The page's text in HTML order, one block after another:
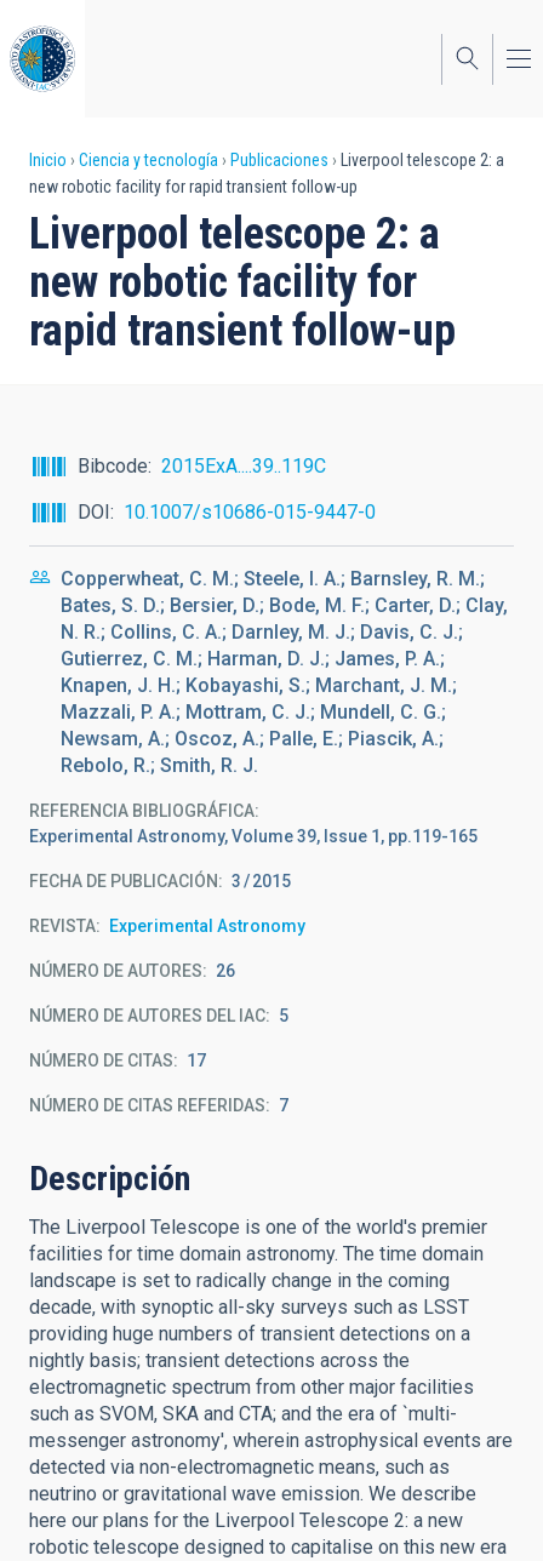
al
contenido
principal
Sobrescribir
enlaces
de
ayuda
a
Inicio Ciencia y tecnología Publicaciones
Liverpool telescope 2: a
new robotic facility for rapid transient follow-up
Liverpool telescope 2: a
new robotic facility for
rapid transient follow-up
Bibcode
2015ExA....39..119C
DOI
10.1007/s10686-015-9447-0
Copperwheat, C. M.; Steele, I. A.; Barnsley, R. M.;
Bates, S. D.; Bersier, D.; Bode, M. F.; Carter, D.; Clay,
N. R.; Collins, C. A.; Darnley, M. J.; Davis, C. J.;
Gutierrez, C. M.; Harman, D. J.; James, P. A.;
Knapen, J. H.; Kobayashi, S.; Marchant, J. M.;
Mazzali, P. A.; Mottram, C. J.; Mundell, C. G.;
Newsam, A.; Oscoz, A.; Palle, E.; Piascik, A.;
Rebolo, R.; Smith, R. J.
REFERENCIA BIBLIOGRÁFICA
Experimental Astronomy, Volume 39, Issue 1, pp.119-165
FECHA DE PUBLICACIÓN: 3 2015
REVISTA Experimental Astronomy
NÚMERO DE AUTORES 26
NÚMERO DE AUTORES DEL IAC 5
NÚMERO DE CITAS 17
NÚMERO DE CITAS REFERIDAS 7
Descripción
The Liverpool Telescope is one of the world's premier
facilities for time domain astronomy. The time domain
landscape is set to radically change in the coming
decade, with synoptic all-sky surveys such as LSST
providing huge numbers of transient detections on a
nightly basis; transient detections across the
electromagnetic spectrum from other major facilities
such as SVOM, SKA and CTA; and the era of `multi-
messenger astronomy', wherein astrophysical events are
detected via non-electromagnetic means, such as
neutrino or gravitational wave emission. We describe
here our plans for the Liverpool Telescope 2: a new
robotic telescope designed to capitalise on this new era